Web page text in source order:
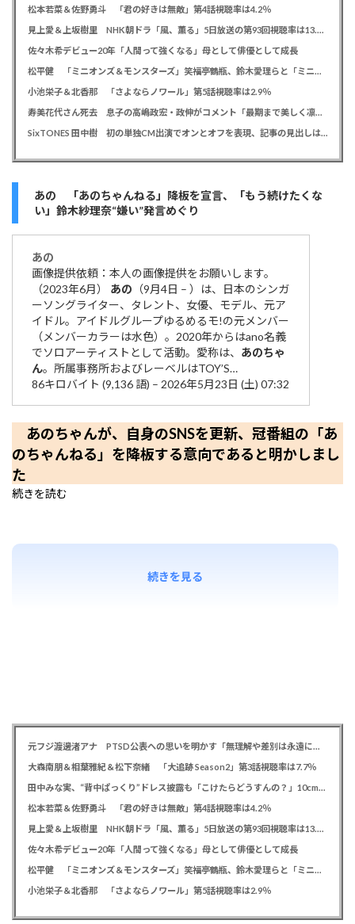
松本若菜＆佐野勇斗 「君の好きは無敵」第4話視聴率は4.2％
見上愛＆上坂樹里 NHK朝ドラ「風、薫る」5日放送の第93回視聴率は13.5％
佐々木希デビュー20年「人間って強くなる」母として俳優として成長
松平健 「ミニオンズ＆モンスターズ」笑福亭鶴瓶、鈴木愛理らと「ミニおんど」披露も「サンバの方が楽」と本音
小池栄子＆北香那 「さよならノワール」第5話視聴率は2.9％
寿美花代さん死去 息子の高嶋政宏・政伸がコメント「最期まで美しく凛とした表情」「最期の最期まで大女優」「
SixTONES 田中樹 初の単独CM出演でオンとオフを表現、記事の見出しは「“いい男の休日”にしてください」とアピール
あの 「あのちゃんねる」降板を宣言、「もう続けたくな
い」鈴木紗理奈“嫌い”発言めぐり
あの
画像提供依頼：本人の画像提供をお願いします。
（2023年6月） あの （9月4日 – ）は、日本のシンガ
ーソングライター、タレント、女優、モデル、元ア
イドル。アイドルグループゆるめるモ!の元メンバー
（メンバーカラーは水色）。2020年からはano名義
でソロアーティストとして活動。愛称は、 あのちゃ
ん。所属事務所およびレーベルはTOY’S…
86キロバイト (9,136 語) – 2026年5月23日 (土) 07:32
あのちゃんが、自身のSNSを更新、冠番組の「あ
のちゃんねる」を降板する意向であると明かしまし
た
続きを読む
続きを見る
元フジ渡邊渚アナ PTSD公表への思いを明かす「無理解や差別は永遠に変わらない」「同じ病気になったことのない人間にはわからない」
大森南朋＆相葉雅紀＆松下奈緒 「大追跡 Season2」第3話視聴率は7.7％
田中みな実、“背中ぱっくり”ドレス披露も「こけたらどうすんの？」10cm超ヒールに心配の声寄せられる
松本若菜＆佐野勇斗 「君の好きは無敵」第4話視聴率は4.2％
見上愛＆上坂樹里 NHK朝ドラ「風、薫る」5日放送の第93回視聴率は13.5％
佐々木希デビュー20年「人間って強くなる」母として俳優として成長
松平健 「ミニオンズ＆モンスターズ」笑福亭鶴瓶、鈴木愛理らと「ミニおんど」披露も「サンバの方が楽」と本音
小池栄子＆北香那 「さよならノワール」第5話視聴率は2.9％